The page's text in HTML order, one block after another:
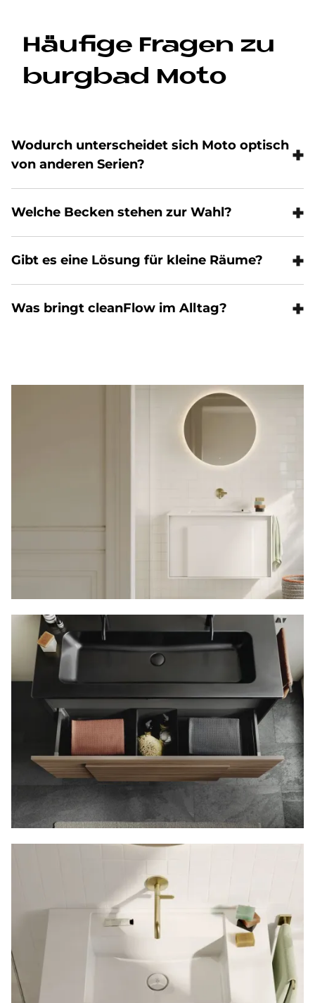
Häu­fi­ge Fra­gen zu
burg­bad Moto
Wo­durch un­ter­schei­det sich Moto op­tisch
von an­de­ren Se­ri­en?
Wel­che Becken ste­hen zur Wahl?
Gibt es eine Lö­sung für klei­ne Räu­me?
Was brin­gt clean­Flow im All­tag?